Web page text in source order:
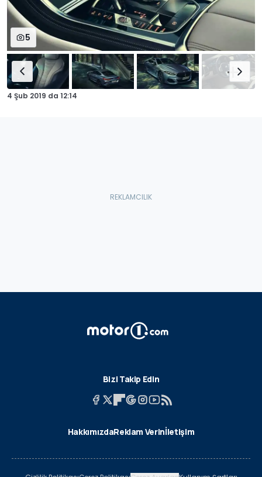
5
4 Şub 2019 da 12:14
Bizi Takip Edin
HakkımızdaReklam Verinİletişim